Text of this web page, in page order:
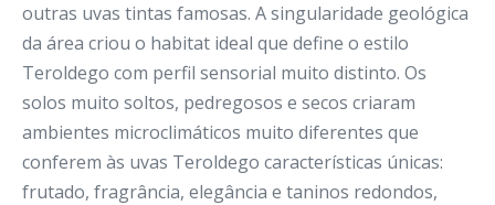
outras uvas tintas famosas. A singularidade geológica
da área criou o habitat ideal que define o estilo
Teroldego com perfil sensorial muito distinto. Os
solos muito soltos, pedregosos e secos criaram
ambientes microclimáticos muito diferentes que
conferem às uvas Teroldego características únicas:
frutado, fragrância, elegância e taninos redondos,